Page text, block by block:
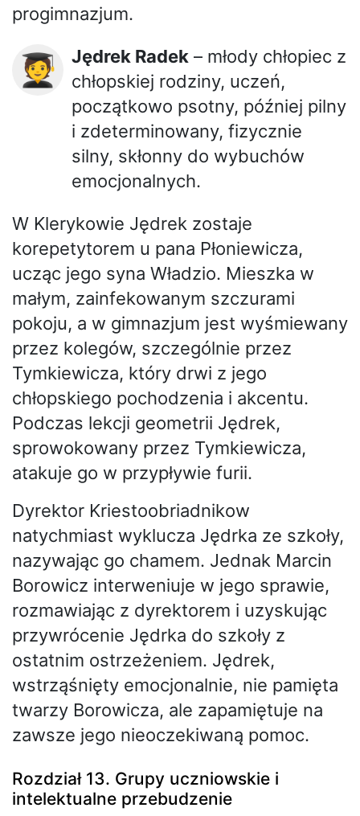
progimnazjum.
🧑‍🎓 Jędrek Radek – młody chłopiec z
chłopskiej rodziny, uczeń,
początkowo psotny, później pilny
i zdeterminowany, fizycznie
silny, skłonny do wybuchów
emocjonalnych.
W Klerykowie Jędrek zostaje
korepetytorem u pana Płoniewicza,
ucząc jego syna Władzio. Mieszka w
małym, zainfekowanym szczurami
pokoju, a w gimnazjum jest wyśmiewany
przez kolegów, szczególnie przez
Tymkiewicza, który drwi z jego
chłopskiego pochodzenia i akcentu.
Podczas lekcji geometrii Jędrek,
sprowokowany przez Tymkiewicza,
atakuje go w przypływie furii.
Dyrektor Kriestoobriadnikow
natychmiast wyklucza Jędrka ze szkoły,
nazywając go chamem. Jednak Marcin
Borowicz interweniuje w jego sprawie,
rozmawiając z dyrektorem i uzyskując
przywrócenie Jędrka do szkoły z
ostatnim ostrzeżeniem. Jędrek,
wstrząśnięty emocjonalnie, nie pamięta
twarzy Borowicza, ale zapamiętuje na
zawsze jego nieoczekiwaną pomoc.
Rozdział 13. Grupy uczniowskie i
intelektualne przebudzenie